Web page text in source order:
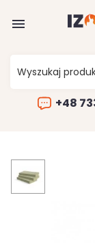

+48